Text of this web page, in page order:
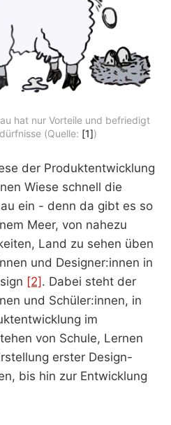
hat nur Vorteile und befriedigt
(Quelle: [1])
der Produktentwicklung
Wiese schnell die
ein - denn da gibt es so
Meer, von nahezu
Land zu sehen üben
und Designer:innen in
[2]. Dabei steht der
und Schüler:innen, in
im
von Schule, Lernen
erster Design-
bis hin zur Entwicklung